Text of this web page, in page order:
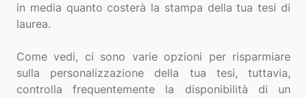
in media quanto costerà la stampa della tua tesi di
laurea.
Come vedi, ci sono varie opzioni per risparmiare
sulla personalizzazione della tua tesi, tuttavia,
controlla frequentemente la disponibilità di un